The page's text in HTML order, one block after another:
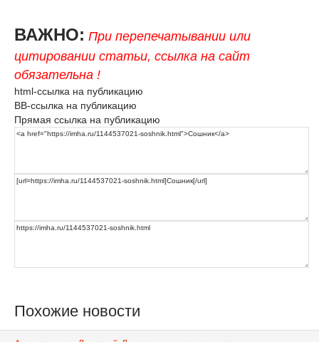
ВАЖНО: При перепечатывании или
цитировании статьи, ссылка на сайт
обязательна !
html-ссылка на публикацию
BB-ссылка на публикацию
Прямая ссылка на публикацию
Похожие новости